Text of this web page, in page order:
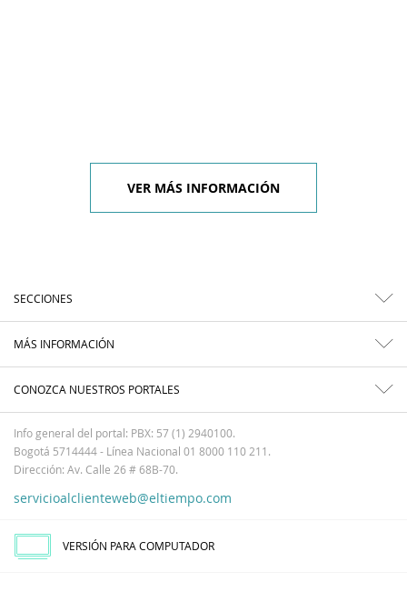
VER MÁS INFORMACIÓN
SECCIONES
MÁS INFORMACIÓN
CONOZCA NUESTROS PORTALES
Info general del portal: PBX: 57 (1) 2940100.
Bogotá 5714444 - Línea Nacional 01 8000 110 211.
Dirección: Av. Calle 26 # 68B-70.
servicioalclienteweb@eltiempo.com
VERSIÓN PARA COMPUTADOR